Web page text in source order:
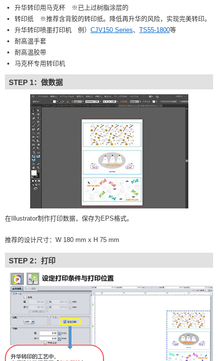
升华转印用马克杯 ※已上过树脂涂层的
转印纸 ※推荐含背胶的转印纸。降低再升华的风险，实现完美转印。
升华转印喷墨打印机 例） CJV150 Series、 TS55-1800等
耐高温手套
耐高温胶带
马克杯专用转印机
STEP 1：做数据
在Illustrator制作打印数据，保存为EPS格式。
推荐的设计尺寸：W 180 mm x H 75 mm
STEP 2：打印